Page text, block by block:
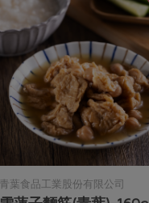
青葉食品工業股份有限公司